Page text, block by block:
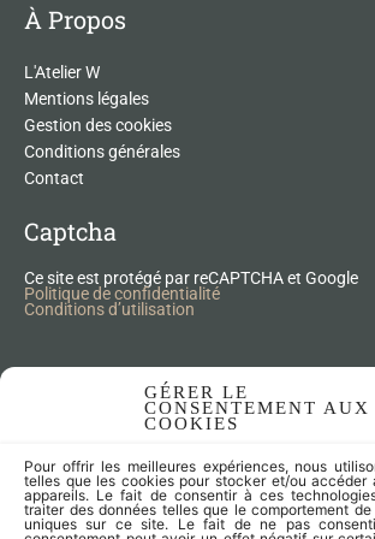
GÉRER LE
CONSENTEMENT AUX
COOKIES
Pour offrir les meilleures expériences, nous
telles que les cookies pour stocker et/ou accéder
appareils. Le fait de consentir à ces
traiter des données telles que le comportement
uniques sur ce site. Le fait de ne pas
À Propos
L'Atelier W
Mentions légales
Gestion des cookies
Conditions générales
Contact
Captcha
Ce site est protégé par reCAPTCHA et Google
Politique de confidentialité
Conditions d’utilisation
Nos Produits Upcycling
Articles zéro déchet
Fleurs séchées
Lampes